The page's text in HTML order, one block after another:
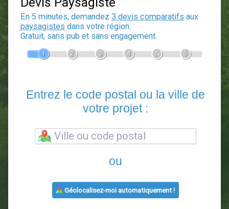
Devis Paysagiste
En 5 minutes, demandez3 devis comparatifs
2 3
Entrez le code postal ou la